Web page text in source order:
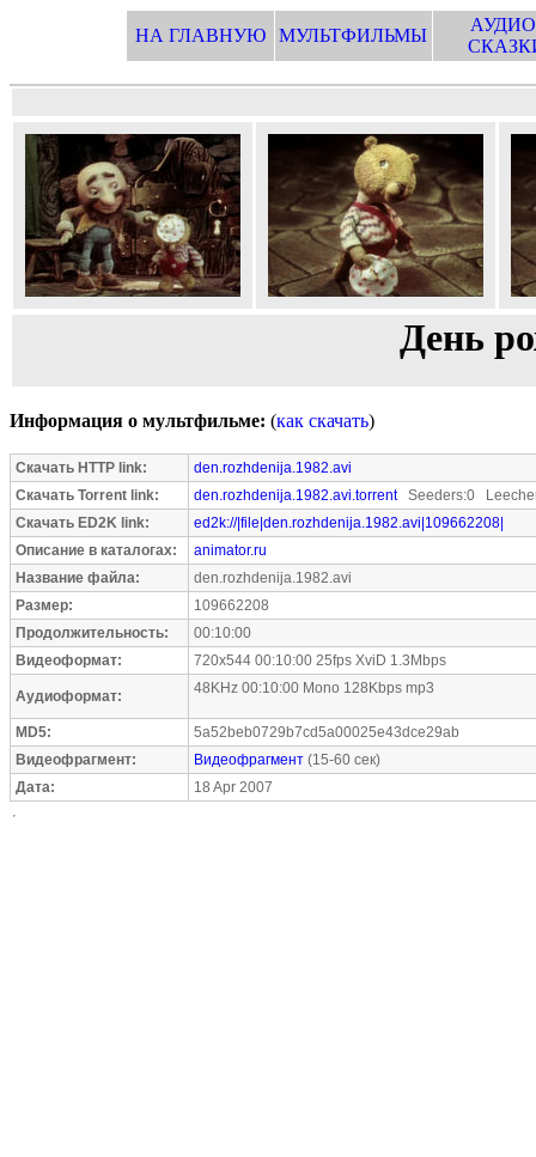
НА ГЛАВНУЮ МУЛЬТФИЛЬМЫ
День
Информация о мультфильме: (как скачать)
Скачать HTTP link:
den.rozhdenija.1982.avi
Скачать Torrent link:
den.rozhdenija.1982.avi.torrentSeeders:0
Скачать ED2K link:
ed2k://|file|den.rozhdenija.1982.avi|109662208|
Описание в каталогах:
animator.ru
Название файла:
den.rozhdenija.1982.avi
Размер:
109662208
Продолжительность:
00:10:00
Видеоформат:
720x544 00:10:00 25fps XviD 1.3Mbps
Аудиоформат: 48KHz 00:10:00 Mono 128Kbps mp3
MD5:
5a52beb0729b7cd5a00025e43dce29ab
Видеофрагмент:
Видеофрагмент (15-60 сек)
Дата:
18 Apr 2007